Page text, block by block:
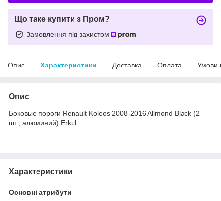
Що таке купити з Пром?
Замовлення під захистом
Опис Характеристики Доставка Оплата Умови
Опис
Боковые пороги Renault Koleos 2008-2016 Allmond Black (2
шт., алюминий) Erkul
Характеристики
Основні атрибути